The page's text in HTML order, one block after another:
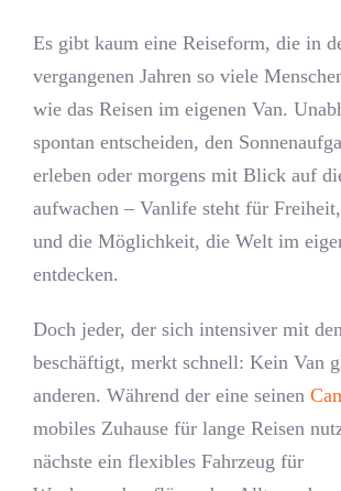
Es gibt kaum eine Reiseform, die in
vergangenen Jahren so viele
wie das Reisen im eigenen Van.
spontan entscheiden, den
erleben oder morgens mit Blick auf
aufwachen – Vanlife steht für
und die Möglichkeit, die Welt im
entdecken.
Doch jeder, der sich intensiver mit
beschäftigt, merkt schnell: Kein Van
anderen. Während der eine seinen
mobiles Zuhause für lange Reisen
nächste ein flexibles Fahrzeug für